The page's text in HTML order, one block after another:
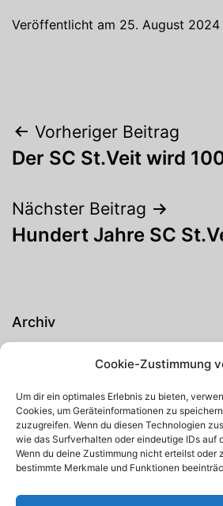
Cookie-Zustimmung
Um dir ein optimales Erlebnis zu bieten,
Cookies, um Geräteinformationen zu
zuzugreifen. Wenn du diesen Technologien
wie das Surfverhalten oder eindeutige IDs auf
Wenn du deine Zustimmung nicht erteilst oder
bestimmte Merkmale und Funktionen
Veröffentlicht am 25. August 2024
Vorheriger Beitrag
Der SC St.Veit wird
Nächster Beitrag
Hundert Jahre SC
Archiv
Suchen